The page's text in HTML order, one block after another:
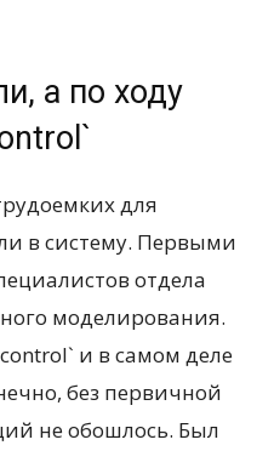
а по ходу
для
в систему. Первыми
отдела
моделирования.
и в самом деле
без первичной
не обошлось. Был